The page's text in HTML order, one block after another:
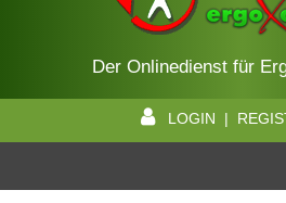
Der Onlinedienst für
LOGIN |